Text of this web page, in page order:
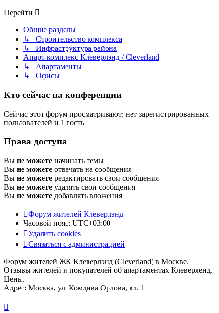
Перейти
Общие разделы
↳ Строительство комплекса
↳ Инфраструктура района
Апарт-комплекс Клеверлэнд / Cleverland
↳ Апартаменты
↳ Офисы
Кто сейчас на конференции
Сейчас этот форум просматривают: нет зарегистрированных
пользователей и 1 гость
Права доступа
Вы не можете начинать темы
Вы не можете отвечать на сообщения
Вы не можете редактировать свои сообщения
Вы не можете удалять свои сообщения
Вы не можете добавлять вложения
Форум жителей Клеверлэнд
Часовой пояс: UTC+03:00
Удалить cookies
Связаться с администрацией
Форум жителей ЖК Клеверлэнд (Cleverland) в Москве.
Отзывы жителей и покупателей об апартаментах Клеверленд.
Цены.
Адрес: Москва, ул. Комдива Орлова, вл. 1